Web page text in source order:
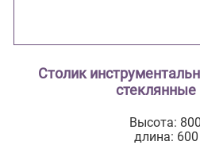
Столик
стеклянные
Высота:
длина: